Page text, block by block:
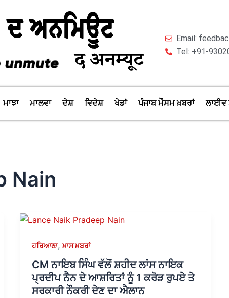
Email:
Tel: +91-
ਮਾਝਾ ਮਾਲਵਾ ਦੇਸ਼ ਵਿਦੇਸ਼ ਖੇਡਾਂ ਪੰਜਾਬ ਮੌਸਮ ਖ਼ਬਰਾਂ ਲਾਈਵ
Nain
ਹਰਿਆਣਾ,ਖ਼ਾਸ ਖ਼ਬਰਾਂ
CM ਨਾਇਬ ਸਿੰਘ ਵੱਲੋਂ ਸ਼ਹੀਦ ਲਾਂਸ ਨਾਇਕ
ਪ੍ਰਦੀਪ ਨੈਨ ਦੇ ਆਸ਼ਰਿਤਾਂ ਨੂੰ 1 ਕਰੋੜ ਰੁਪਏ ਤੇ
ਸਰਕਾਰੀ ਨੌਕਰੀ ਦੇਣ ਦਾ ਐਲਾਨ